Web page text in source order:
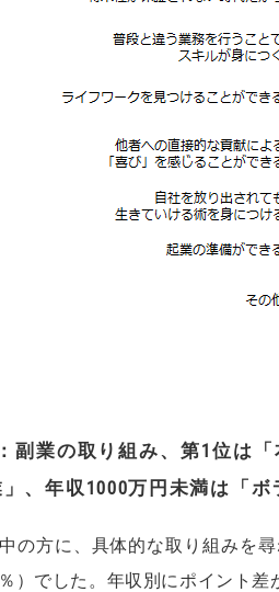
副業の取り組み、第1 位は
、年収1000万円未満は「ボ
の方に、具体的な取り組みを
）でした。年収別にポイント